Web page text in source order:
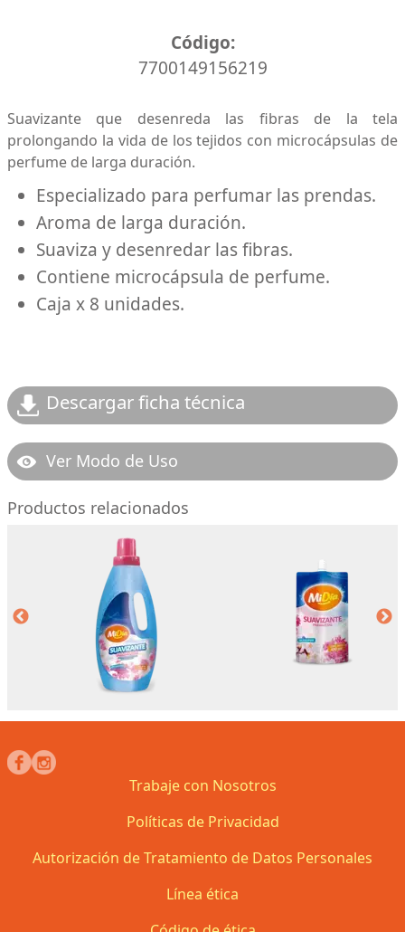
Código:
7700149156219
Suavizante que desenreda las fibras de la tela
prolongando la vida de los tejidos con microcápsulas de
perfume de larga duración.
Especializado para perfumar las prendas.
Aroma de larga duración.
Suaviza y desenredar las fibras.
Contiene microcápsula de perfume.
Caja x 8 unidades.
Descargar ficha técnica
Ver Modo de Uso
Productos relacionados
Trabaje con Nosotros
Políticas de Privacidad
Autorización de Tratamiento de Datos Personales
Línea ética